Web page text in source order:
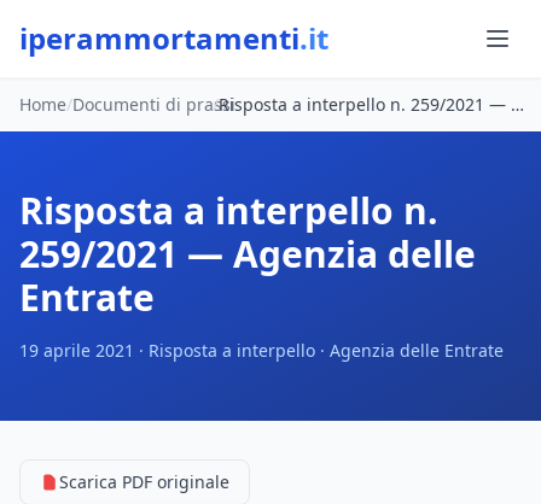
iperammortamenti.it
Home/Documenti di prassi
/ Risposta a interpello n. 259/2021 — Agenzia delle Entrate
Risposta a interpello n.
259/2021 — Agenzia delle
Entrate
19 aprile 2021 · Risposta a interpello · Agenzia delle Entrate
Scarica PDF originale